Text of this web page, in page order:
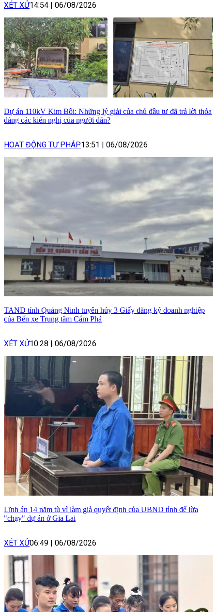
XÉT XỬ14:54 | 06/08/2026
Dự án 110kV Kim Bôi: Những lý giải của chủ đầu tư đã trả lời thỏa
đáng các kiến nghị của người dân?
HOẠT ĐỘNG TƯ PHÁP13:51 | 06/08/2026
TAND tỉnh Quảng Ninh tuyên hủy 3 Giấy đăng ký doanh nghiệp
của Bến xe Trung tâm Cẩm Phả
XÉT XỬ10:28 06/08/2026
Lĩnh án 14 năm tù vì làm giả quyết định của UBND tỉnh để lừa
"chạy" dự án ở Gia Lai
XÉT XỬ06:49 06/08/2026